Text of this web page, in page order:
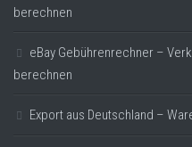
berechnen
eBay Gebührenrechner –
berechnen
Export aus Deutschland –